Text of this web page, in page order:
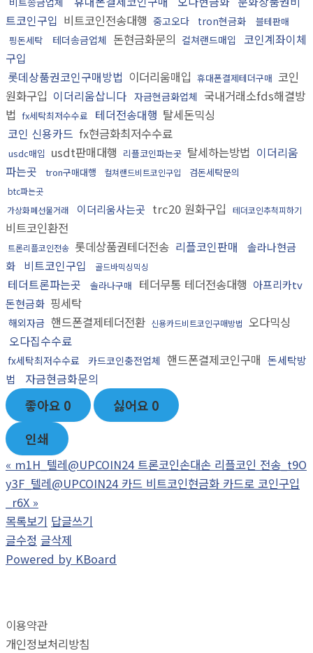
트코인구입 비트코인전송대행 중고오다 tron현금화
블테판매
핑돈세탁
테더송금업체 돈현금화문의 컬쳐랜드매입
코인계좌이체
구입
롯데상품권코인구매방법 이더리움매입 휴대폰결제테더구매 코인
원화구입 이더리움삽니다 자금현금화업체 국내거래소fds해결방
법 fx세탁최저수수료 테더전송대행 탈세돈믹싱
코인 신용카드 fx현금화최저수수료
usdc매입 usdt판매대행 리플코인파는곳 탈세하는방법 이더리움
파는곳
tron구매대행 컬쳐랜드비트코인구입 검돈세탁문의
btc파는곳
가상화폐선물거래
이더리움사는곳 trc20 원화구입 테더코인추척피하기
비트코인환전
트론리플코인전송 롯데상품권테더전송 리플코인판매
솔라나현금
화
비트코인구입 골드바믹싱믹싱
테더트론파는곳 솔라나구매 테더무통 테더전송대행 아프리카tv
돈현금화 핑세탁
해외자금 핸드폰결제테더전환 신용카드비트코인구매방법 오다믹싱
오다집수수료
fx세탁최저수수료 카드코인충전업체 핸드폰결제코인구매 돈세탁방
법
자금현금화문의
좋아요 0 싫어요 0
인쇄
« m1H_텔레@UPCOIN24 트론코인손대손 리플코인 전송_t9O
y3F_텔레@UPCOIN24 카드 비트코인현금화 카드로 코인구입
_r6X »
목록보기 답글쓰기
글수정 글삭제
Powered by KBoard
이용약관
개인정보처리방침